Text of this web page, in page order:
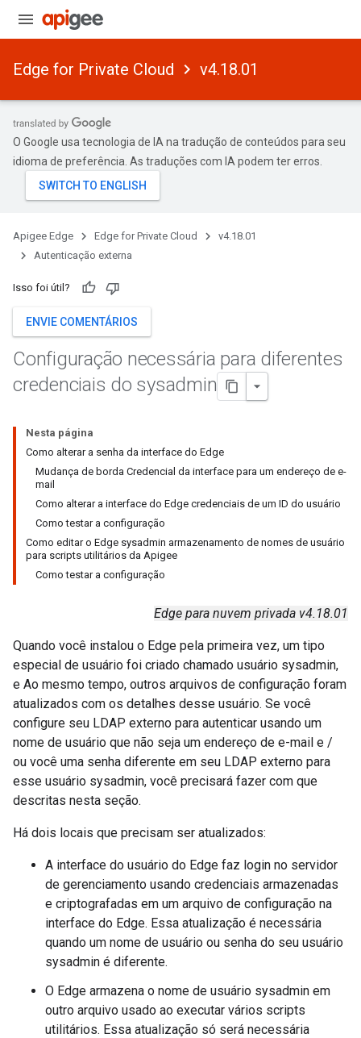
Edge for Private Cloud v4.18.01
O Google usa tecnologia de IA na tradução de conteúdos para seu
idioma de preferência. As traduções com IA podem ter erros.
Apigee Edge Edge for Private Cloud
v4.18.01
Autenticação externa
Isso foi útil?
ENVIE COMENTÁRIOS
Configuração necessária para diferentes
credenciais do sysadmin
Nesta página
Como alterar a senha da interface do Edge
Mudança de borda Credencial da interface para um endereço de e-
mail
Como alterar a interface do Edge credenciais de um ID do usuário
Como testar a configuração
Como editar o Edge sysadmin armazenamento de nomes de usuário
para scripts utilitários da Apigee
Como testar a configuração
Edge para nuvem privada v4.18.01
Quando você instalou o Edge pela primeira vez, um tipo
especial de usuário foi criado chamado usuário sysadmin,
e Ao mesmo tempo, outros arquivos de configuração foram
atualizados com os detalhes desse usuário. Se você
configure seu LDAP externo para autenticar usando um
nome de usuário que não seja um endereço de e-mail e /
ou você uma senha diferente em seu LDAP externo para
esse usuário sysadmin, você precisará fazer com que
descritas nesta seção.
Há dois locais que precisam ser atualizados:
A interface do usuário do Edge faz login no servidor
de gerenciamento usando credenciais armazenadas
e criptografadas em um arquivo de configuração na
interface do Edge. Essa atualização é necessária
quando um nome de usuário ou senha do seu usuário
sysadmin é diferente.
O Edge armazena o nome de usuário sysadmin em
outro arquivo usado ao executar vários scripts
utilitários. Essa atualização só será necessária